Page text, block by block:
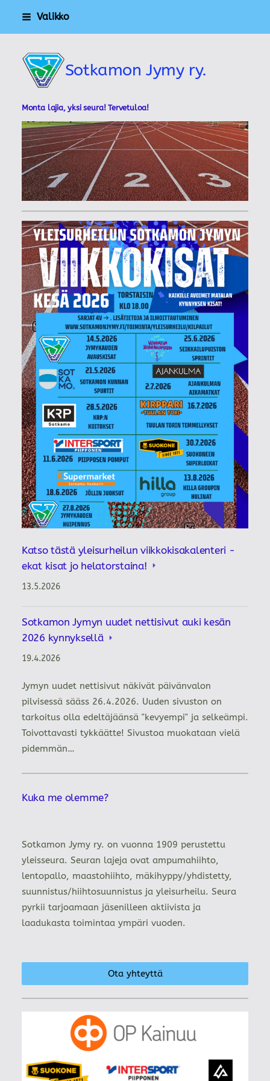
Siirry
Valikko
Sotkamon Jymy ry.
Monta lajia, yksi seura! Tervetuloa!
Katso tästä yleisurheilun viikkokisakalenteri -
ekat kisat jo helatorstaina!
13.5.2026
Sotkamon Jymyn uudet nettisivut auki kesän
2026 kynnyksellä
19.4.2026
Jymyn uudet nettisivut näkivät päivänvalon
pilvisessä sääss 26.4.2026. Uuden sivuston on
tarkoitus olla edeltäjäänsä "kevyempi" ja selkeämpi.
Toivottavasti tykkäätte! Sivustoa muokataan vielä
pidemmän…
Kuka me olemme?
Sotkamon Jymy ry. on vuonna 1909 perustettu
yleisseura. Seuran lajeja ovat ampumahiihto,
lentopallo, maastohiihto, mäkihyppy/yhdistetty,
suunnistus/hiihtosuunnistus ja yleisurheilu. Seura
pyrkii tarjoamaan jäsenilleen aktiivista ja
laadukasta toimintaa ympäri vuoden.
Ota yhteyttä